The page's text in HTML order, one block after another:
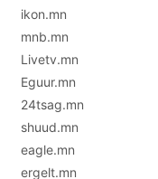
ikon.mn
mnb.mn
Livetv.mn
Eguur.mn
24tsag.mn
shuud.mn
eagle.mn
ergelt.mn